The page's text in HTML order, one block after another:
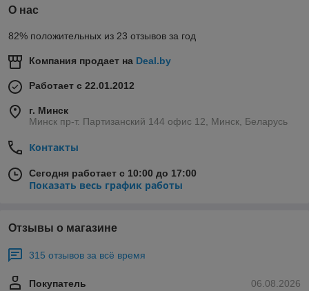
- шестерня кухонного комбайна Holt
-диск, решётка для мясорубки Holt
-шток для кухонного комбайна Holt
-
- двигатель (мотор) для мясорубки Holt
О нас
82% положительных из 23 отзывов за год
Компания продает на Deal.by
Работает с 22.01.2012
г. Минск
Минск пр-т. Партизанский 144 офис 12, Минск, Беларусь
Контакты
Сегодня работает с 10:00 до 17:00
Показать весь график работы
Отзывы о магазине
315 отзывов за всё время
06.08.2026
Покупатель